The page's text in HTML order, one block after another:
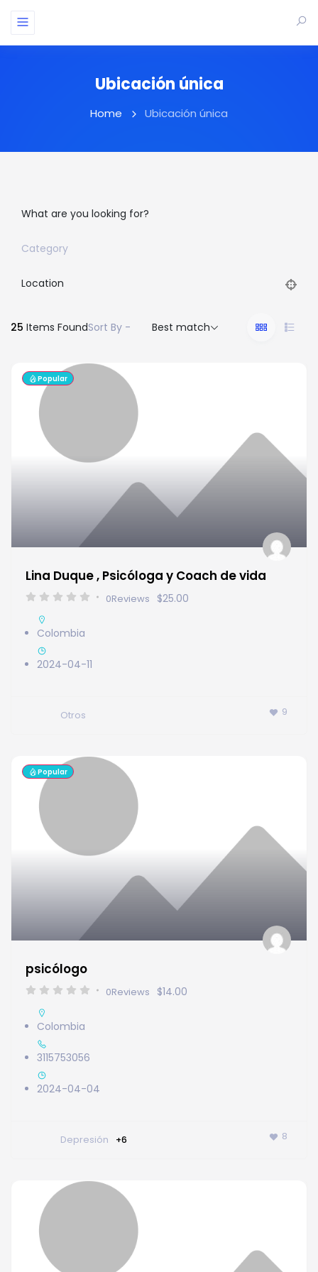
Ubicación única
Home Ubicación única
What are you looking for?
Category
Location
25 Items FoundSort By - Best match
Popular
Lina Duque , Psicóloga y Coach de vida
0Reviews $25.00
Colombia
2024-04-11
Otros 9
Popular
psicólogo
0Reviews $14.00
Colombia
3115753056
2024-04-04
Depresión +6 8